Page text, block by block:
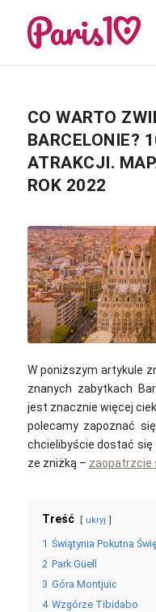
CO WARTO
BARCELONIE?
ATRAKCJI.
ROK 2022
W poniższym artykule
znanych zabytkach
jest znacznie więcej
polecamy zapoznać
chcielibyście dostać się
ze zniżką – zaopatrzcie
Treść ukryj
1 Świątynia Pokutna
2 Park Güell
3 Góra Montjuïc
4 Wzgórze Tibidabo